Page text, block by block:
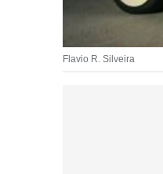
Flavio R. Silveira